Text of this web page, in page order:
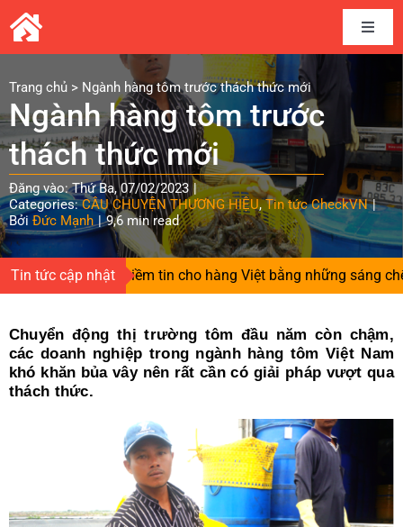
Skip
to
content
Toggle
Câu chuyện thương hiệu
Kết nối cung cầu
Chia sẻ kinh nghiệm
Tin và sự kiện CheckVN
Trang chủ> Ngành hàng tôm trước thách thức mới
Ngành hàng tôm trước
thách thức mới
Đăng vào: Thứ Ba, 07/02/2023 |
Categories:CÂU CHUYỆN THƯƠNG HIỆU,Tin tức CheckVN |
Bởi Đức Mạnh | 9,6 min read
Tin tức cập nhật
Người gieo niềm tin cho hàng Việt bằng những sáng chế độc
Chuyển động thị trường tôm đầu năm còn chậm,
các doanh nghiệp trong ngành hàng tôm Việt Nam
khó khăn bủa vây nên rất cần có giải pháp vượt qua
thách thức.